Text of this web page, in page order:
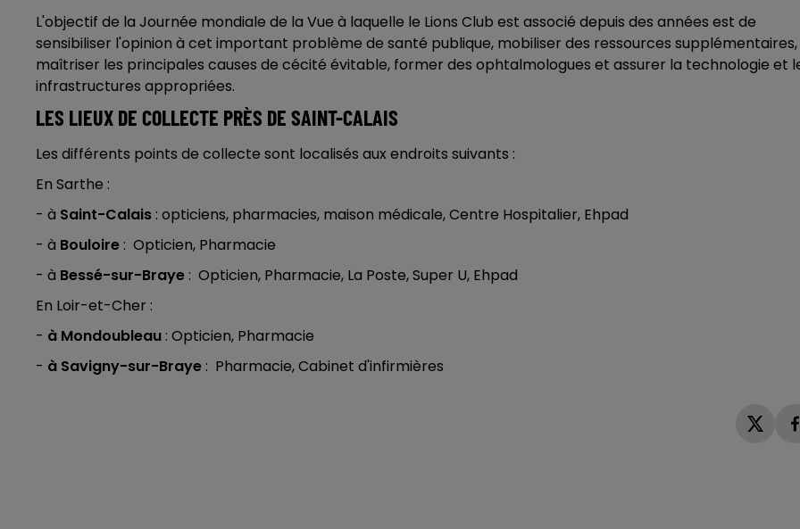
L'objectif de la Journée mondiale de la Vue à laquelle le Lions Club est associé depuis des années est de
sensibiliser l'opinion à cet important problème de santé publique, mobiliser des ressources supplémentaires,
maîtriser les principales causes de cécité évitable, former des ophtalmologues et assurer la technologie et
infrastructures appropriées.
LES LIEUX DE COLLECTE PRÈS DE SAINT-CALAIS
Les différents points de collecte sont localisés aux endroits suivants :
En Sarthe :
- à Saint-Calais : opticiens, pharmacies, maison médicale, Centre Hospitalier, Ehpad
- à Bouloire : Opticien, Pharmacie
- à Bessé-sur-Braye : Opticien, Pharmacie, La Poste, Super U, Ehpad
En Loir-et-Cher :
- à Mondoubleau : Opticien, Pharmacie
- à Savigny-sur-Braye : Pharmacie, Cabinet d'infirmières